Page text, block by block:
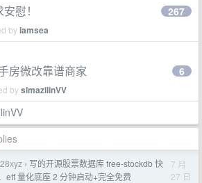
慰！
byiamsea
267
房微改靠谱商家
bysimazilinVV
6
› 写的开源股票数据库 free-stockdb 快
etf 量化底座 2 分钟启动+完全免费
7 月
27 日